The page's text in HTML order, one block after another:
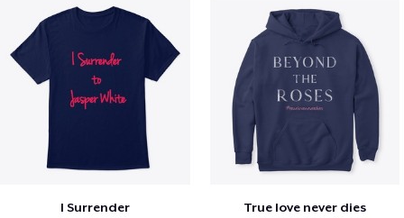
I Surrender True love never dies